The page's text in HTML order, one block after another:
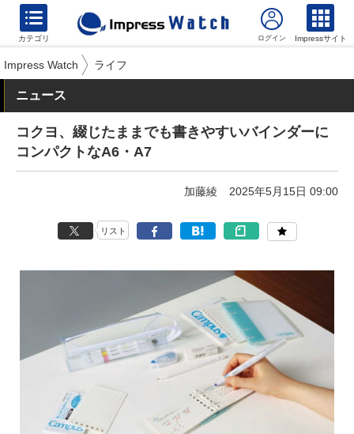
カテゴリ Impressサイト
Impress Watch ライフ
ニュース
コクヨ、綴じたままでも書きやすいバインダーに
コンパクトなA6・A7
加藤綾 2025年5月15日 09:00
リスト